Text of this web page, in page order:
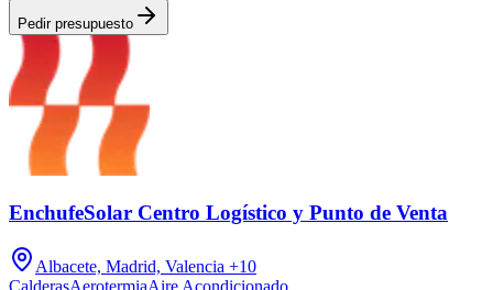
Pedir presupuesto
EnchufeSolar Centro Logístico y Punto de Venta
Albacete, Madrid, Valencia +10
CalderasAerotermiaAire Acondicionado